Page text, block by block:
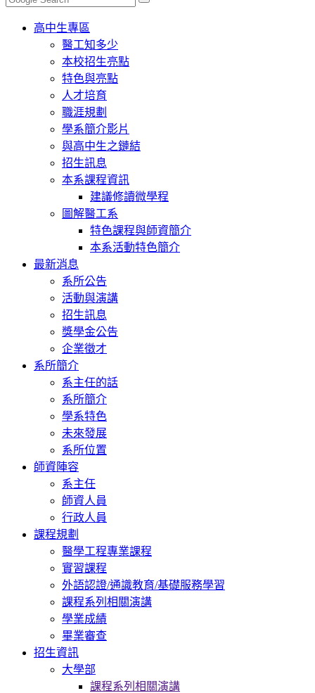
Toggle
navigation
高中生專區
醫工知多少
本校招生亮點
特色與亮點
人才培育
職涯規劃
學系簡介影片
與高中生之鏈結
招生訊息
本系課程資訊
建議修讀微學程
圖解醫工系
特色課程與師資簡介
本系活動特色簡介
最新消息
系所公告
活動與演講
招生訊息
獎學金公告
企業徵才
系所簡介
系主任的話
系所簡介
學系特色
未來發展
系所位置
師資陣容
系主任
師資人員
行政人員
課程規劃
醫學工程專業課程
實習課程
外語認證/通識教育/基礎服務學習
課程系列相關演講
學業成績
畢業審查
招生資訊
大學部
課程系列相關演講